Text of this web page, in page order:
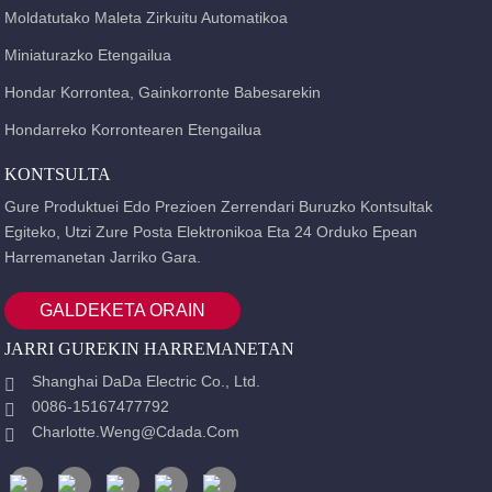
Moldatutako Maleta Zirkuitu Automatikoa
Miniaturazko Etengailua
Hondar Korrontea, Gainkorronte Babesarekin
Hondarreko Korrontearen Etengailua
KONTSULTA
Gure Produktuei Edo Prezioen Zerrendari Buruzko Kontsultak
Egiteko, Utzi Zure Posta Elektronikoa Eta 24 Orduko Epean
Harremanetan Jarriko Gara.
GALDEKETA ORAIN
JARRI GUREKIN HARREMANETAN
Shanghai DaDa Electric Co., Ltd.
0086-15167477792
Charlotte.weng@cdada.com